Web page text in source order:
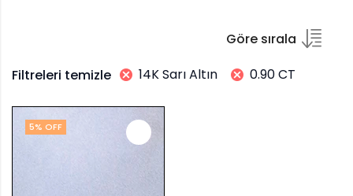
Göre sırala
Filtreleri temizle
14K Sarı Altın 0.90 CT
5% OFF